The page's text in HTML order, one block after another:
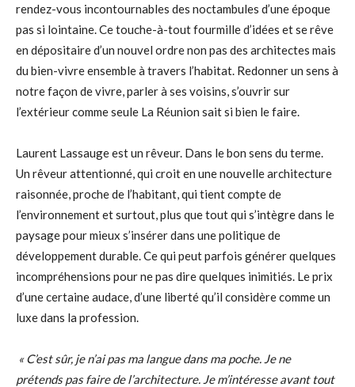
rendez-vous incontournables des noctambules d’une époque
pas si lointaine. Ce touche-à-tout fourmille d’idées et se rêve
en dépositaire d’un nouvel ordre non pas des architectes mais
du bien-vivre ensemble à travers l’habitat. Redonner un sens à
notre façon de vivre, parler à ses voisins, s’ouvrir sur
l’extérieur comme seule La Réunion sait si bien le faire.
Laurent Lassauge est un rêveur. Dans le bon sens du terme.
Un rêveur attentionné, qui croit en une nouvelle architecture
raisonnée, proche de l’habitant, qui tient compte de
l’environnement et surtout, plus que tout qui s’intègre dans le
paysage pour mieux s’insérer dans une politique de
développement durable. Ce qui peut parfois générer quelques
incompréhensions pour ne pas dire quelques inimitiés. Le prix
d’une certaine audace, d’une liberté qu’il considère comme un
luxe dans la profession.
« C’est sûr, je n’ai pas ma langue dans ma poche. Je ne
prétends pas faire de l’architecture. Je m’intéresse avant tout